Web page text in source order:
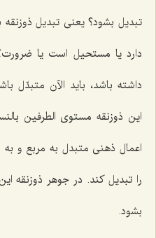
تبدیل بشود؟ یعنى تبدیل
دارد یا مستحیل است یا
داشته باشد، باید الآن
این ذوزنقه مستوى الطرفین
اعمال ذهنى متبدل به مربع و
را تبدیل كند. در جوهر ذوزنقه
بشود.